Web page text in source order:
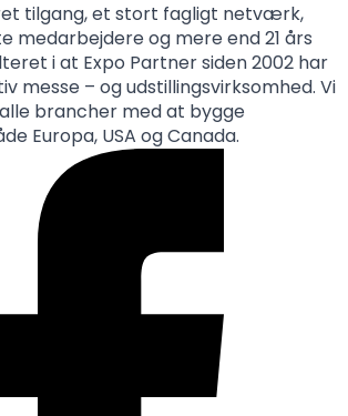
tilgang, et stort fagligt netværk,
medarbejdere og mere end 21 års
i at Expo Partner siden 2002 har
messe – og udstillingsvirksomhed. Vi
brancher med at bygge
Europa, USA og Canada.